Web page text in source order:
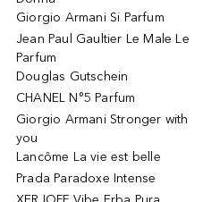
Giorgio Armani Si Parfum
Jean Paul Gaultier Le Male Le
Parfum
Douglas Gutschein
CHANEL N°5 Parfum
Giorgio Armani Stronger with
you
Lancôme La vie est belle
Prada Paradoxe Intense